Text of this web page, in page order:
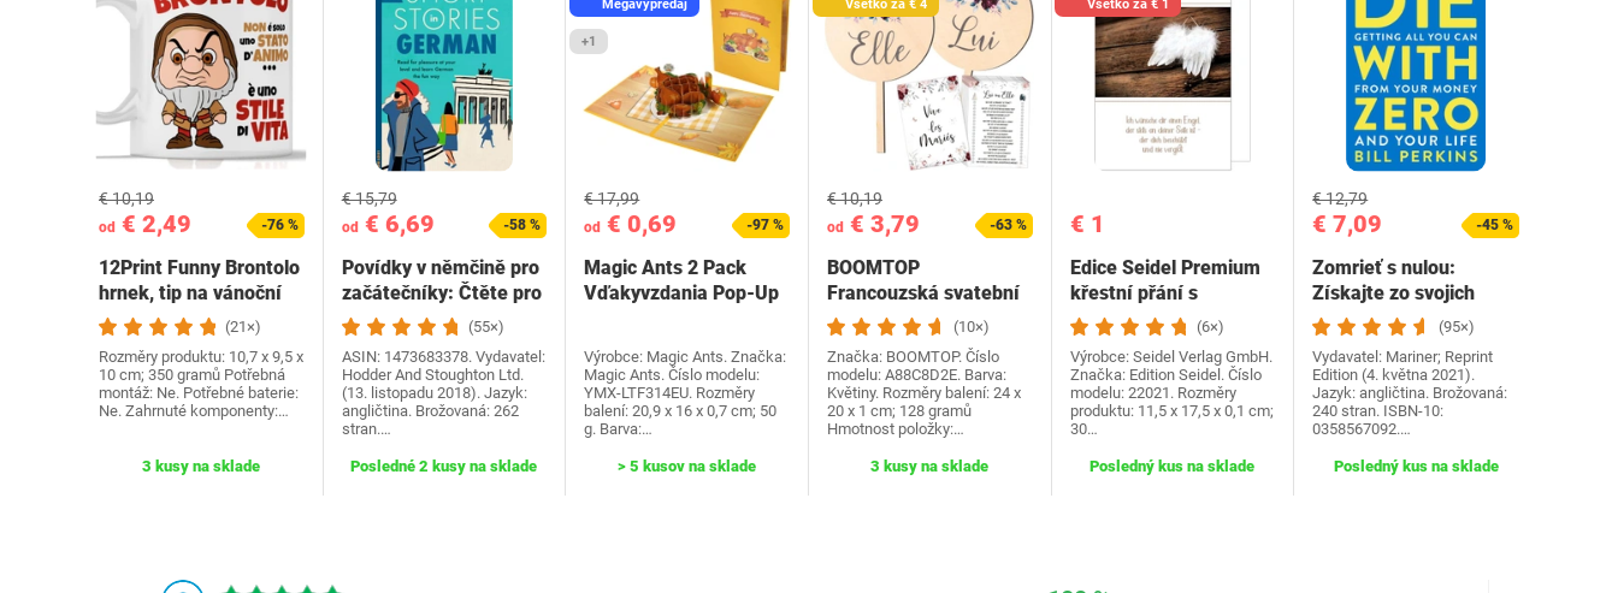
od € 2,49
€ 10,19
-76 %
12Print Funny Brontolo
hrnek, tip na vánoční
dárek a…
(21×)
Rozměry produktu: 10,7 x 9,5 x
10 cm; 350 gramů Potřebná
montáž: Ne. Potřebné baterie:
Ne. Zahrnuté komponenty:…
3 kusy na sklade
od€ 6,69
€ 15,79
-58 %
Povídky v němčině pro
začátečníky: Čtěte pro
radost na své…(55×)
ASIN: 1473683378. Vydavatel:
Hodder And Stoughton Ltd.
(13. listopadu 2018). Jazyk:
angličtina. Brožovaná: 262
stran.…
Posledné 2 kusy na sklade
Megavýpredaj
+1
od € 0,69
€ 17,99
-97 %
Magic Ants 2 Pack
Vďakyvzdania Pop-Up
Výrobce: Magic Ants. Značka:
Magic Ants. Číslo modelu:
YMX-LTF314EU. Rozměry
balení: 20,9 x 16 x 0,7 cm; 50
g. Barva:…
> 5 kusov na sklade
Všetko za € 4
od€ 3,79
€ 10,19
-63 %
BOOMTOP
Francouzská svatební
hra Dřevěná cedulka a
kvízové…
(10×)
Značka: BOOMTOP. Číslo
modelu: A88C8D2E. Barva:
Květiny. Rozměry balení: 24 x
20 x 1 cm; 128 gramů
Hmotnost položky:…
3 kusy na sklade
Všetko za € 1
€ 1
Edice Seidel Premium
křestní přání s
obálkou. Přání ke
křtu…
(6×)
Výrobce: Seidel Verlag GmbH.
Značka: Edition Seidel. Číslo
modelu: 22021. Rozměry
produktu: 11,5 x 17,5 x 0,1 cm;
30…
Posledný kus na sklade
€ 7,09
€ 12,79
-45 %
Zomrieť s nulou:
Získajte zo svojich
peňazí a života…
(95×)
Vydavatel: Mariner; Reprint
Edition (4. května 2021).
Jazyk: angličtina. Brožovaná:
240 stran. ISBN-10:
0358567092.…
Posledný kus na sklade